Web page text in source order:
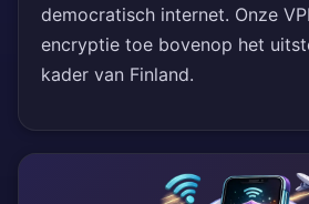
democratisch internet. Onze
encryptie toe bovenop het
kader van Finland.